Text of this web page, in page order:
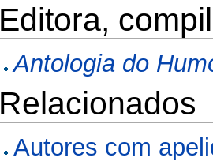
Editora,
Antologia do
Relacionados
Autores com